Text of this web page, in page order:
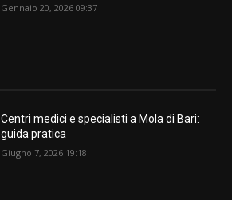
Gennaio 20, 2026 09:37
Centri medici e specialisti a Mola di Bari:
guida pratica
Giugno 7, 2026 19:18